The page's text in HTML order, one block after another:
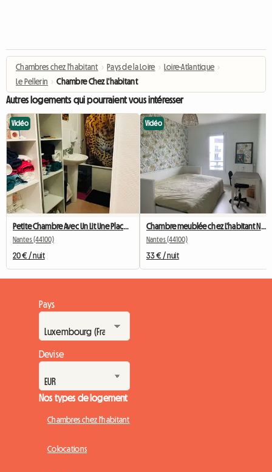
Chambres chez l'habitant › Pays de la Loire › Loire-Atlantique ›
Le Pellerin › Chambre Chez L'habitant
Autres logements qui pourraient vous intéresser
Vidéo
Petite Chambre Avec Un Lit Une Place (1)
Nantes (44100)
20 € / nuit
Vidéo
Nantes (44100)
33 € / nuit
Pays
Devise
Nos types de logement
Chambres chez l'habitant
Colocations